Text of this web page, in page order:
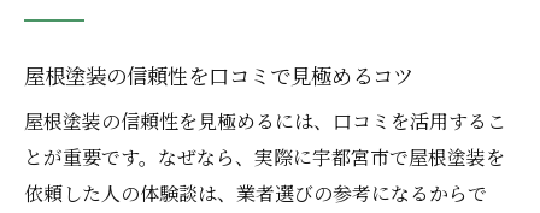
屋根塗装の信頼性を口コミで見極めるコツ
屋根塗装の信頼性を見極めるには、口コミを活用するこ
とが重要です。なぜなら、実際に宇都宮市で屋根塗装を
依頼した人の体験談は、業者選びの参考になるからで